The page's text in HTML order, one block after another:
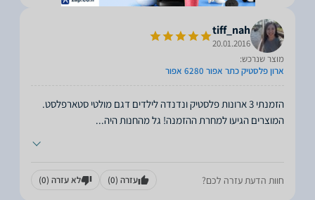
tiff_nah
20.01.2016
מוצר שנרכש:
ארון פלסטיק כתר אפור 6280 אפור
הזמנתי 3 ארונות פלסטיק ונדנדה לילדים דגם מולטי סטארפלסט.
המוצרים הגיעו למחרת ההזמנה! גל מהחנות היה...
חוות הדעת עזרה לכם? עזרה (0) לא עזרה (0)